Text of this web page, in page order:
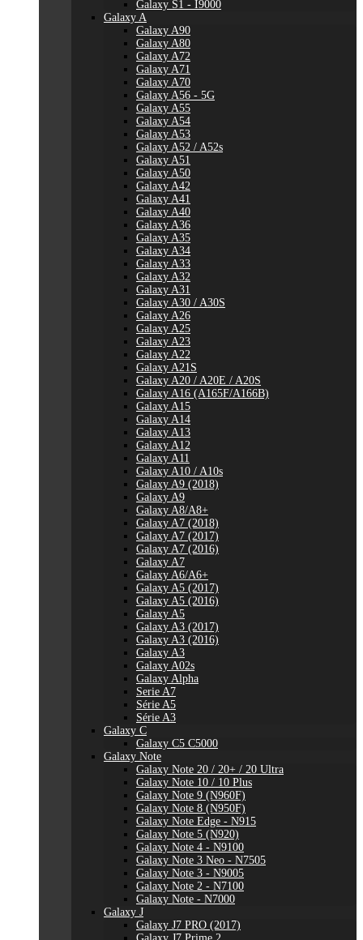
Galaxy S1 - I9000
Galaxy A
Galaxy A90
Galaxy A80
Galaxy A72
Galaxy A71
Galaxy A70
Galaxy A56 - 5G
Galaxy A55
Galaxy A54
Galaxy A53
Galaxy A52 / A52s
Galaxy A51
Galaxy A50
Galaxy A42
Galaxy A41
Galaxy A40
Galaxy A36
Galaxy A35
Galaxy A34
Galaxy A33
Galaxy A32
Galaxy A31
Galaxy A30 / A30S
Galaxy A26
Galaxy A25
Galaxy A23
Galaxy A22
Galaxy A21S
Galaxy A20 / A20E / A20S
Galaxy A16 (A165F/A166B)
Galaxy A15
Galaxy A14
Galaxy A13
Galaxy A12
Galaxy A11
Galaxy A10 / A10s
Galaxy A9 (2018)
Galaxy A9
Galaxy A8/A8+
Galaxy A7 (2018)
Galaxy A7 (2017)
Galaxy A7 (2016)
Galaxy A7
Galaxy A6/A6+
Galaxy A5 (2017)
Galaxy A5 (2016)
Galaxy A5
Galaxy A3 (2017)
Galaxy A3 (2016)
Galaxy A3
Galaxy A02s
Galaxy Alpha
Serie A7
Série A5
Série A3
Galaxy C
Galaxy C5 C5000
Galaxy Note
Galaxy Note 20 / 20+ / 20 Ultra
Galaxy Note 10 / 10 Plus
Galaxy Note 9 (N960F)
Galaxy Note 8 (N950F)
Galaxy Note Edge - N915
Galaxy Note 5 (N920)
Galaxy Note 4 - N9100
Galaxy Note 3 Neo - N7505
Galaxy Note 3 - N9005
Galaxy Note 2 - N7100
Galaxy Note - N7000
Galaxy J
Galaxy J7 PRO (2017)